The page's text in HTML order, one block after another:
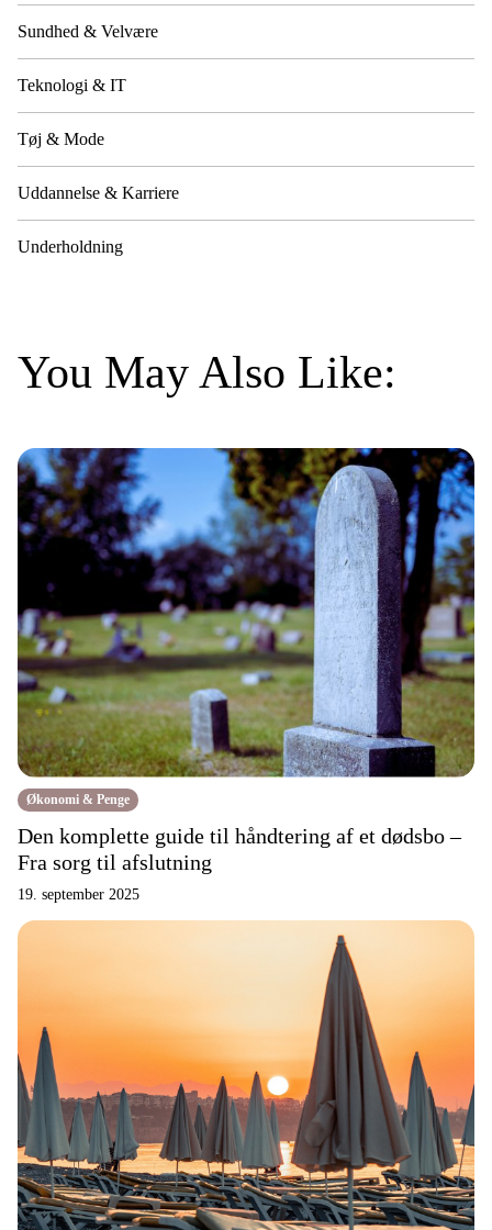
Sundhed & Velvære
Teknologi & IT
Tøj & Mode
Uddannelse & Karriere
Underholdning
You May Also Like:
Økonomi & Penge
Den komplette guide til håndtering af et dødsbo –
Fra sorg til afslutning
19. september 2025